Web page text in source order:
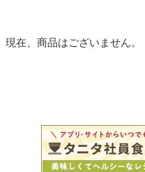
現在、商品はございません。